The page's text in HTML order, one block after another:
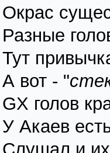
Окрас
Разные
Тут
А вот - "
GX голов
У Акаев